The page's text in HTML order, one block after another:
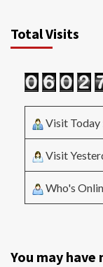
Total Visits
Visit Today
Visit
Who's
You may have